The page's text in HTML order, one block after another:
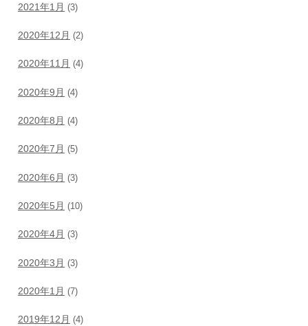
2021年1月 (3)
2020年12月 (2)
2020年11月 (4)
2020年9月 (4)
2020年8月 (4)
2020年7月 (5)
2020年6月 (3)
2020年5月 (10)
2020年4月 (3)
2020年3月 (3)
2020年1月 (7)
2019年12月 (4)